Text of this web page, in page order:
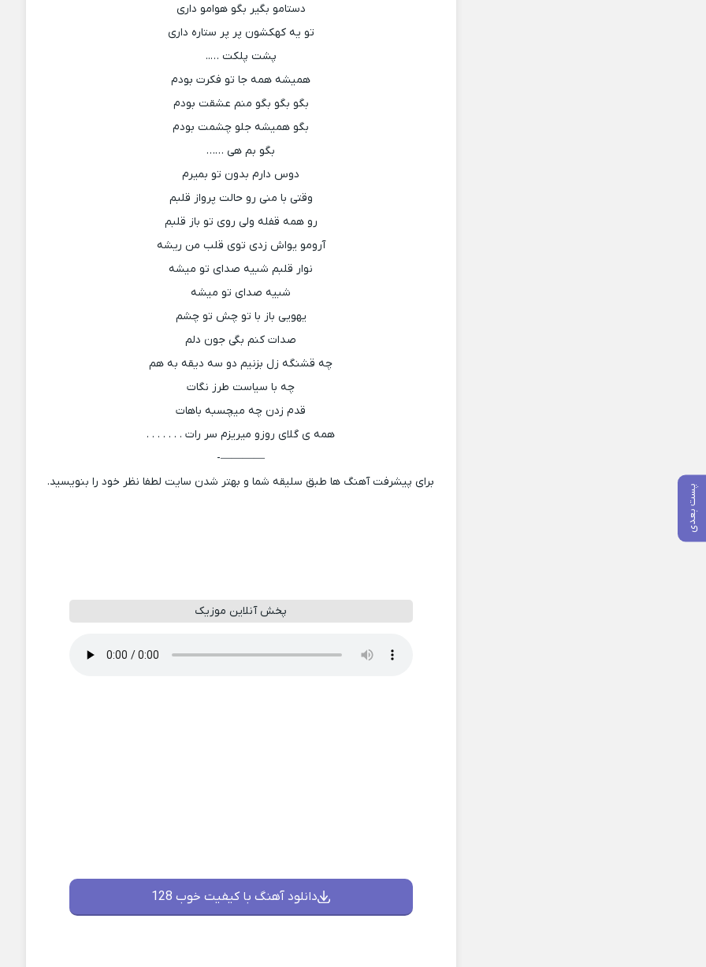
پست بعدی
دستامو بگیر بگو هوامو داری
تو یه کهکشون پر پر ستاره داری
پشت پلکت …..
همیشه همه جا تو فکرت بودم
بگو بگو بگو منم عشقت بودم
بگو همیشه جلو چشمت بودم
بگو بم هی ……
دوس دارم بدون تو بمیرم
وقتی با منی رو حالت پرواز قلبم
رو همه قفله ولی روی تو باز قلبم
آرومو یواش زدی توی قلب من ریشه
نوار قلبم شبیه صدای تو میشه
شبیه صدای تو میشه
یهویی باز با تو چش تو چشم
صدات کنم بگی جون دلم
چه قشنگه زل بزنیم دو سه دیقه به هم
چه با سیاست طرز نگات
قدم زدن چه میچسبه باهات
همه ی گلای روز‌و میریزم سر رات . . . . . . .
————-
برای پیشرفت آهنگ ها طبق سلیقه شما و بهتر شدن سایت لطفا نظر خود را بنویسید.
پخش آنلاین موزیک
دانلود آهنگ با کیفیت خوب 128